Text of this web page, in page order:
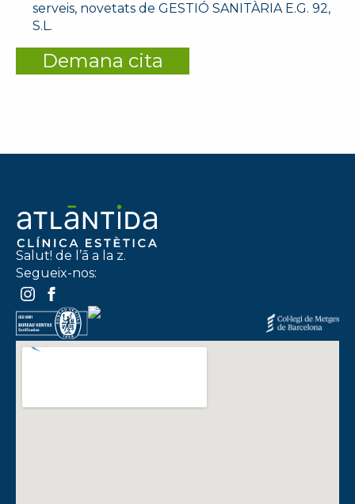
serveis, novetats de GESTIÓ SANITÀRIA E.G. 92,
S.L.
Demana cita
Salut! de l’ā a la z.
Segueix-nos: